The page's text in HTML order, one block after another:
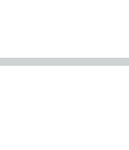
Footer